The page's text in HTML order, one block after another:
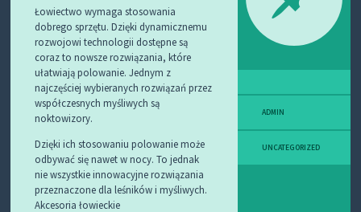
Łowiectwo wymaga stosowania
dobrego sprzętu. Dzięki dynamicznemu
rozwojowi technologii dostępne są
coraz to nowsze rozwiązania, które
ułatwiają polowanie. Jednym z
najczęściej wybieranych rozwiązań przez
współczesnych myśliwych są
noktowizory.
Dzięki ich stosowaniu polowanie może
odbywać się nawet w nocy. To jednak
nie wszystkie innowacyjne rozwiązania
przeznaczone dla leśników i myśliwych.
Akcesoria łowieckie
ADMIN
UNCATEGORIZED